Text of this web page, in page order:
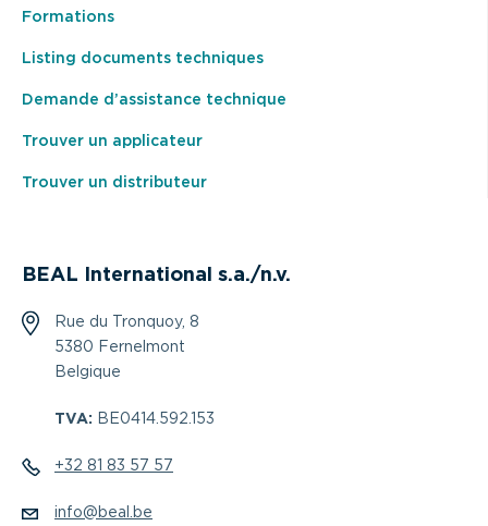
Formations
Listing documents techniques
Demande d’assistance technique
Trouver un applicateur
Trouver un distributeur
BEAL International s.a./n.v.
Rue du Tronquoy, 8
5380 Fernelmont
Belgique
TVA: BE0414.592.153
+32 81 83 57 57
info@beal.be